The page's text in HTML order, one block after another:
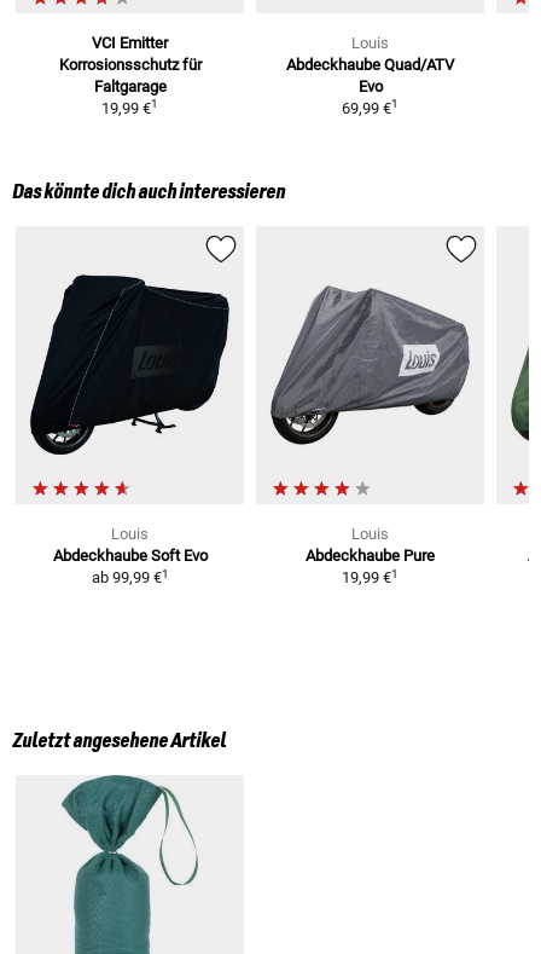
VCI Emitter
Korrosionsschutz für
Faltgarage
19,99 €1
Louis
Abdeckhaube Quad/ATV
Evo
69,99 €1
Das könnte dich auch interessieren
Louis
Abdeckhaube Soft Evo
ab 99,99 €1
Louis
Abdeckhaube Pure
19,99 €1
Zuletzt angesehene Artikel